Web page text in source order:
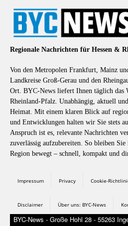
Regionale Nachrichten für Hessen &
Von den Metropolen Frankfurt, Mainz
Landkreise Groß-Gerau und den
Ort. BYC-News liefert Ihnen täglich das
Rheinland-Pfalz. Unabhängig, aktuell
Heimat. Mit einem klaren Blick auf
und Entwicklungen halten wir Sie stets
Anspruch ist es, relevante Nachrichten
zuverlässig aufzubereiten. So bleiben
Region bewegt – schnell, kompakt und
Impressum Privacy Cookie-
Disclaimer Über uns: BYC-News
BYC-News - Große Hohl 28 - 55263